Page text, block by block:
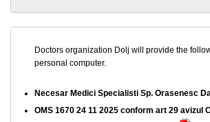
Doctors organization Dolj will provide the
personal computer.
Necesar Medici Specialisti Sp. Orasenesc
OMS 1670 24 11 2025 conform art 29 avizul